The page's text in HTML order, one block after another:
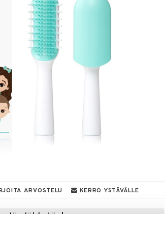
ARVOSTELU KERRO YSTÄVÄLLE
löydöt kotiin!